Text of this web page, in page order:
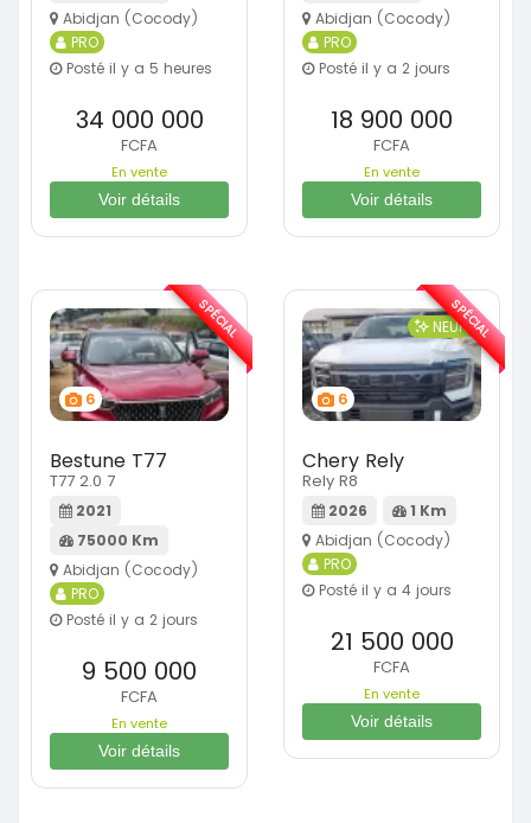
Abidjan (Cocody)
PRO
Posté il y a 5 heures
34 000 000
FCFA
En vente
Voir détails
Abidjan (Cocody)
PRO
Posté il y a 2 jours
18 900 000
FCFA
En vente
Voir détails
6
Bestune T77
T77 2.0 7
2021
75000 Km
Abidjan (Cocody)
PRO
Posté il y a 2 jours
9 500 000
FCFA
En vente
Voir détails
SPÉCIAL
6
NEUF
Chery Rely
Rely R8
2026
1 Km
Abidjan (Cocody)
PRO
Posté il y a 4 jours
21 500 000
FCFA
En vente
Voir détails
SPÉCIAL